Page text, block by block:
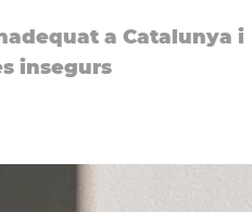
a Catalunya i
insegurs